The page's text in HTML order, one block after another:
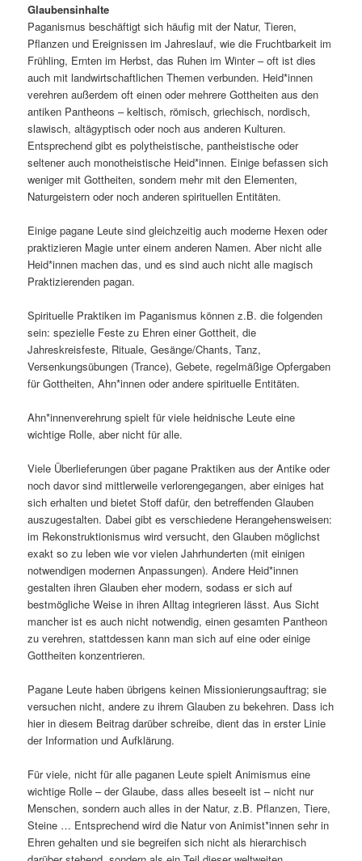
Glaubensinhalte
Paganismus beschäftigt sich häufig mit der Natur, Tieren,
Pflanzen und Ereignissen im Jahreslauf, wie die Fruchtbarkeit im
Frühling, Ernten im Herbst, das Ruhen im Winter – oft ist dies
auch mit landwirtschaftlichen Themen verbunden. Heid*innen
verehren außerdem oft einen oder mehrere Gottheiten aus den
antiken Pantheons – keltisch, römisch, griechisch, nordisch,
slawisch, altägyptisch oder noch aus anderen Kulturen.
Entsprechend gibt es polytheistische, pantheistische oder
seltener auch monotheistische Heid*innen. Einige befassen sich
weniger mit Gottheiten, sondern mehr mit den Elementen,
Naturgeistern oder noch anderen spirituellen Entitäten.
Einige pagane Leute sind gleichzeitig auch moderne Hexen oder
praktizieren Magie unter einem anderen Namen. Aber nicht alle
Heid*innen machen das, und es sind auch nicht alle magisch
Praktizierenden pagan.
Spirituelle Praktiken im Paganismus können z.B. die folgenden
sein: spezielle Feste zu Ehren einer Gottheit, die
Jahreskreisfeste, Rituale, Gesänge/Chants, Tanz,
Versenkungsübungen (Trance), Gebete, regelmäßige Opfergaben
für Gottheiten, Ahn*innen oder andere spirituelle Entitäten.
Ahn*innenverehrung spielt für viele heidnische Leute eine
wichtige Rolle, aber nicht für alle.
Viele Überlieferungen über pagane Praktiken aus der Antike oder
noch davor sind mittlerweile verlorengegangen, aber einiges hat
sich erhalten und bietet Stoff dafür, den betreffenden Glauben
auszugestalten. Dabei gibt es verschiedene Herangehensweisen:
im Rekonstruktionismus wird versucht, den Glauben möglichst
exakt so zu leben wie vor vielen Jahrhunderten (mit einigen
notwendigen modernen Anpassungen). Andere Heid*innen
gestalten ihren Glauben eher modern, sodass er sich auf
bestmögliche Weise in ihren Alltag integrieren lässt. Aus Sicht
mancher ist es auch nicht notwendig, einen gesamten Pantheon
zu verehren, stattdessen kann man sich auf eine oder einige
Gottheiten konzentrieren.
Pagane Leute haben übrigens keinen Missionierungsauftrag; sie
versuchen nicht, andere zu ihrem Glauben zu bekehren. Dass ich
hier in diesem Beitrag darüber schreibe, dient das in erster Linie
der Information und Aufklärung.
Für viele, nicht für alle paganen Leute spielt Animismus eine
wichtige Rolle – der Glaube, dass alles beseelt ist – nicht nur
Menschen, sondern auch alles in der Natur, z.B. Pflanzen, Tiere,
Steine … Entsprechend wird die Natur von Animist*innen sehr in
Ehren gehalten und sie begreifen sich nicht als hierarchisch